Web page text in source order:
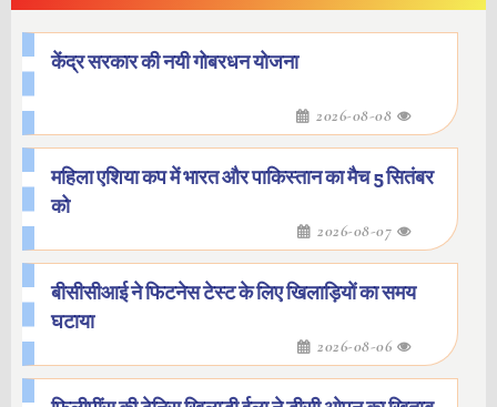
केंद्र सरकार की नयी गोबरधन योजना
2026-08-08
महिला एशिया कप में भारत और पाकिस्तान का मैच 5 सितंबर
को
2026-08-07
बीसीसीआई ने फिटनेस टेस्ट के लिए खिलाड़ियों का समय
घटाया
2026-08-06